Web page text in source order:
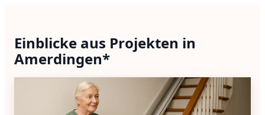
Einblicke aus Projekten in
Amerdingen*